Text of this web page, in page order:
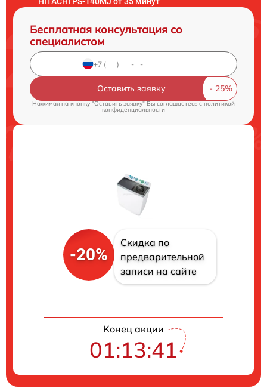
Бесплатная консультация со
специалистом
Оставить заявку
Нажимая на кнопку "Оставить заявку" Вы соглашаетесь cполитикой
конфиденциальности
-20%
Скидка по
предварительной
записи на сайте
Конец акции
01:13:40